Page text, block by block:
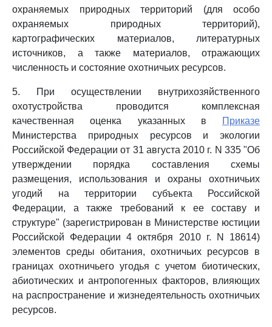
охраняемых природных территорий (для особо
охраняемых природных территорий),
картографических материалов, литературных
источников, а также материалов, отражающих
численность и состояние охотничьих ресурсов.
5. При осуществлении внутрихозяйственного
охотустройства проводится комплексная
качественная оценка указанных в
Приказе
Министерства природных ресурсов и экологии
Российской Федерации от 31 августа 2010 г. N 335 "Об
утверждении порядка составления схемы
размещения, использования и охраны охотничьих
угодий на территории субъекта Российской
Федерации, а также требований к ее составу и
структуре" (зарегистрирован в Министерстве юстиции
Российской Федерации 4 октября 2010 г. N 18614)
элементов среды обитания, охотничьих ресурсов в
границах охотничьего угодья с учетом биотических,
абиотических и антропогенных факторов, влияющих
на распространение и жизнедеятельность охотничьих
ресурсов.